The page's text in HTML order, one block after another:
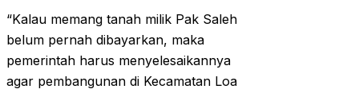
“Kalau memang tanah milik Pak Saleh
belum pernah dibayarkan, maka
pemerintah harus menyelesaikannya
agar pembangunan di Kecamatan Loa